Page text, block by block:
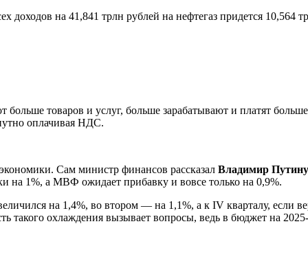
доходов на 41,841 трлн рублей на нефтегаз придется 10,564
товаров и услуг, больше зарабатывают и платят
оплачивая НДС.
Сам министр финансов рассказал Владимир Путину
на 1%, а МВФ ожидает прибавку и вовсе только на 0,9%.
на 1,4%, во втором — на 1,1%, а к IV кварталу, если
такого охлаждения вызывает вопросы, ведь в бюджет на